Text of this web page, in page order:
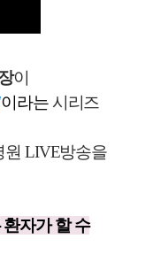
이
이라는시리즈
원 LIVE방송을
자가 할 수